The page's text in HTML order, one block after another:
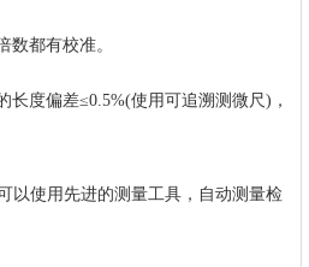
数都有校准。
长度偏差≤0.5%(使用可追溯测微尺)，
以使用先进的测量工具，自动测量检